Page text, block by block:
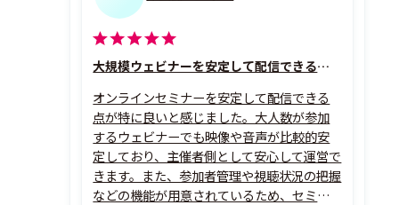
大規模ウェビナーを安定して配信できるオンラインセミナー基盤
オンラインセミナーを安定して配信できる
点が特に良いと感じました。大人数が参加
するウェビナーでも映像や音声が比較的安
定しており、主催者側として安心して運営で
きます。また、参加者管理や視聴状況の把握
などの機能が用意されているため、セミナ